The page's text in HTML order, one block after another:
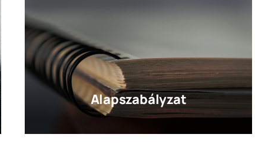
Alapszabályzat